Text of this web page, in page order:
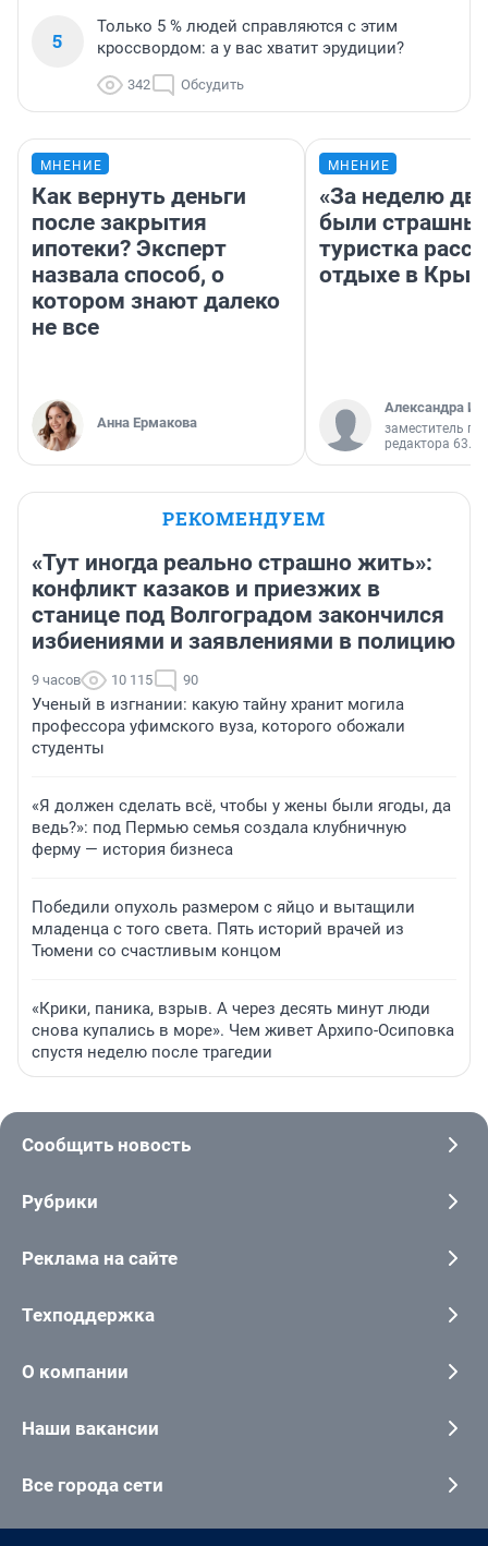
5
Только 5 % людей справляются с этим
кроссвордом: а у вас хватит эрудиции?
342 Обсудить
МНЕНИЕ
Как вернуть деньги
после закрытия
ипотеки? Эксперт
назвала способ, о
котором знают далеко
не все
Анна Ермакова
МНЕНИЕ
«За неделю
были
туристка
отдыхе в
Александра
заместитель
редактора 63.RU
РЕКОМЕНДУЕМ
«Тут иногда реально страшно жить»:
конфликт казаков и приезжих в
станице под Волгоградом закончился
избиениями и заявлениями в полицию
9 часов 10 115 90
Ученый в изгнании: какую тайну хранит могила
профессора уфимского вуза, которого обожали
студенты
«Я должен сделать всё, чтобы у жены были ягоды, да
ведь?»: под Пермью семья создала клубничную
ферму — история бизнеса
Победили опухоль размером с яйцо и вытащили
младенца с того света. Пять историй врачей из
Тюмени со счастливым концом
«Крики, паника, взрыв. А через десять минут люди
снова купались в море». Чем живет Архипо-Осиповка
спустя неделю после трагедии
Сообщить новость
Рубрики
Реклама на сайте
Техподдержка
О компании
Наши вакансии
Все города сети